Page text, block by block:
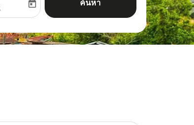
date-aria-label
today ค้นหา